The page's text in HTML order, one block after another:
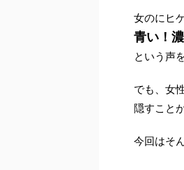
女のにヒ
青い！
という声
でも、女
隠すこと
今回はそ